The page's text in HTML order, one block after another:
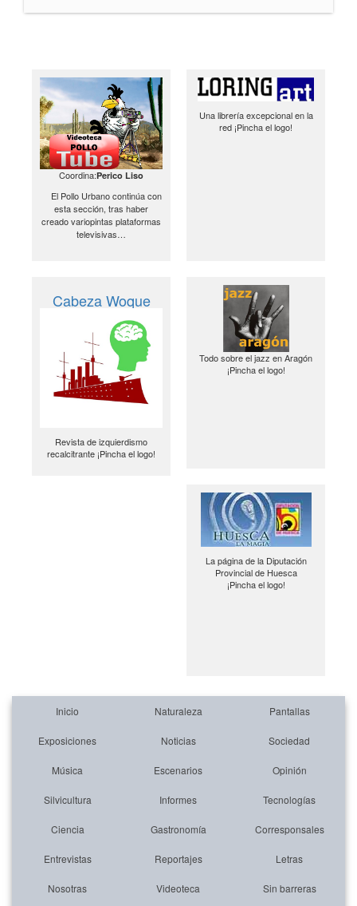
Coordina:Perico Liso
El Pollo Urbano continúa con
esta sección, tras haber
creado variopintas plataformas
televisivas…
Una librería excepcional en la
red ¡Pincha el logo!
Cabeza Woque
Revista de izquierdismo
recalcitrante ¡Pincha el logo!
Todo sobre el jazz en Aragón
¡Pincha el logo!
La página de la Diputación
Provincial de Huesca
¡Pincha el logo!
Inicio Naturaleza Pantallas
Exposiciones Noticias Sociedad
Música Escenarios Opinión
Silvicultura Informes Tecnologías
Ciencia Gastronomía Corresponsales
Entrevistas Reportajes Letras
Nosotras Videoteca Sin barreras